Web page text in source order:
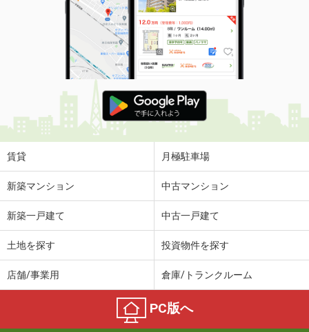
賃貸 月極駐車場
新築マンション 中古マンション
新築一戸建て 中古一戸建て
土地を探す 投資物件を探す
店舗/事業用 倉庫/トランクルーム
PC版へ